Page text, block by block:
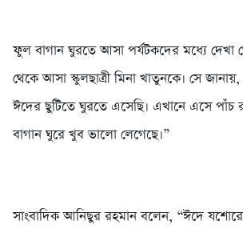
ফুল বাগান ঘুরতে আসা পর্যটকদের মধ্যে দেখা
থেকে আসা স্কুলছাত্রী মিনা খাতুনকে। সে জানায়,
ঈদের ছুটিতে ঘুরতে এসেছি। এখানে এসে পাঁচ
বাগান ঘুরে খুব ভালো লেগেছে।”
সাংবাদিক আনিছুর রহমান বলেন, “ঈদে